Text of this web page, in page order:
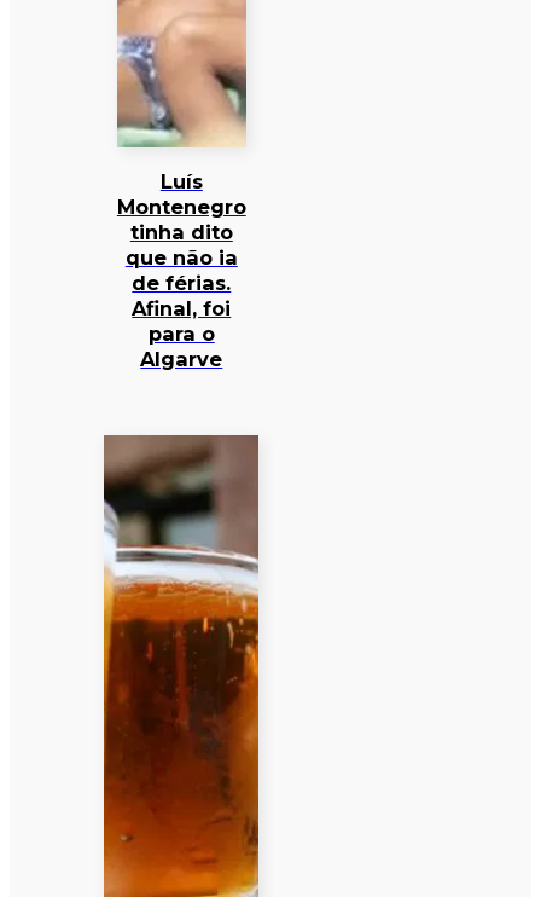
Luís
Montenegro
tinha dito
que não ia
de férias.
Afinal, foi
para o
Algarve